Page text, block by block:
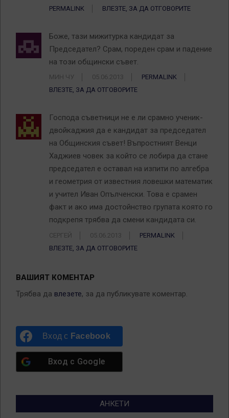
PERMALINK
ВЛЕЗТЕ, ЗА ДА ОТГОВОРИТЕ
Боже, тази мижитурка кандидат за
Председател? Срам, пореден срам и падение
на този общински съвет.
МИН ЧУ 05.06.2013
PERMALINK
ВЛЕЗТЕ, ЗА ДА ОТГОВОРИТЕ
Господа съветници не е ли срамно ученик-
двойкаджия да е кандидат за председател
на Общинския съвет! Въпростният Венци
Хаджиев човек за който се лобира да стане
председател е оставал на изпити по алгебра
и геометрия от известния ловешки математик
и учител Иван Опълченски. Това е срамен
факт и ако има достойнство групата която го
подкрепя трябва да смени кандидата си.
СЕРГЕЙ 05.06.2013
PERMALINK
ВЛЕЗТЕ, ЗА ДА ОТГОВОРИТЕ
ВАШИЯТ КОМЕНТАР
Трябва да влезете, за да публикувате коментар.
Вход с Facebook
Вход с Google
АНКЕТИ